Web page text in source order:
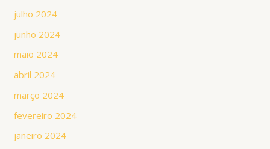
julho 2024
junho 2024
maio 2024
abril 2024
março 2024
fevereiro 2024
janeiro 2024